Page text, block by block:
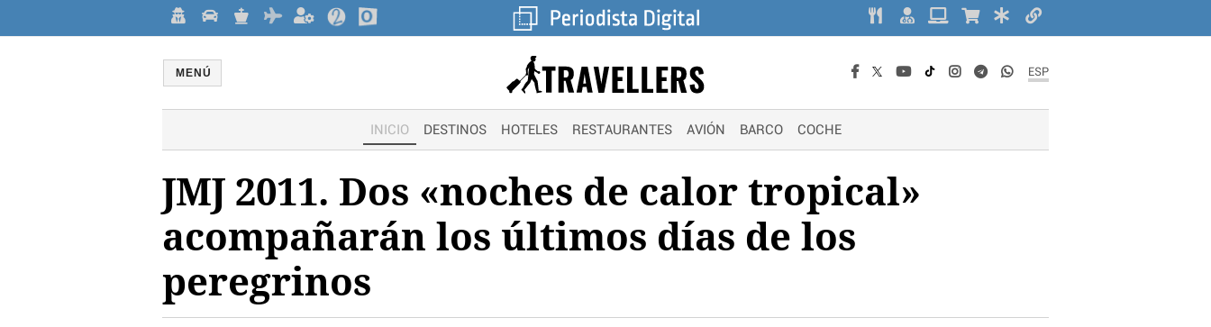
ESP
MENÚ
INICIO DESTINOS HOTELES RESTAURANTES AVIÓN BARCO COCHE
JMJ 2011. Dos «noches de calor tropical»
acompañarán los últimos días de los
peregrinos